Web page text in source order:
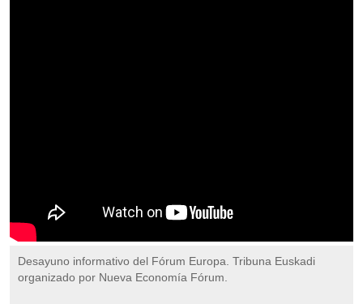
Desayuno informativo del Fórum Europa. Tribuna Euskadi
organizado por Nueva Economía Fórum.